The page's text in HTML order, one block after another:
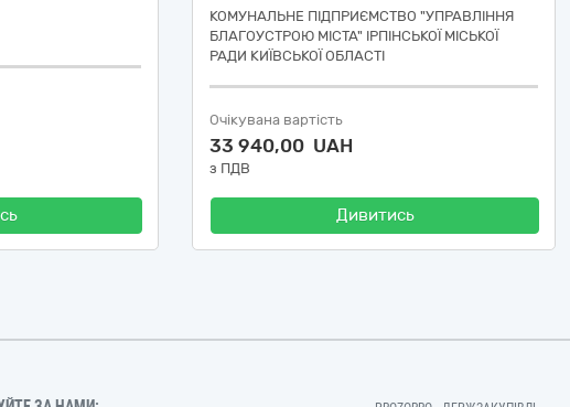
КОМУНАЛЬНЕ ПІДПРИЄМСТВО "УПРАВЛІННЯ
БЛАГОУСТРОЮ МІСТА" ІРПІНСЬКОЇ МІСЬКОЇ
РАДИ КИЇВСЬКОЇ ОБЛАСТІ
Очікувана вартість
33 940,00 UAH
з ПДВ
Дивитись